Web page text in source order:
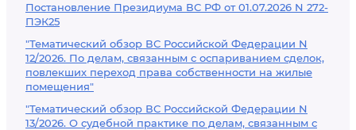
Постановление Президиума ВС РФ от 01.07.2026 N 272-
ПЭК25
"Тематический обзор ВС Российской Федерации N
12/2026. По делам, связанным с оспариванием сделок,
повлекших переход права собственности на жилые
помещения"
"Тематический обзор ВС Российской Федерации N
13/2026. О судебной практике по делам, связанным с